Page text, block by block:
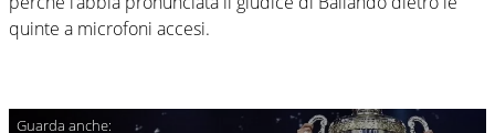
quinte a microfoni accesi.